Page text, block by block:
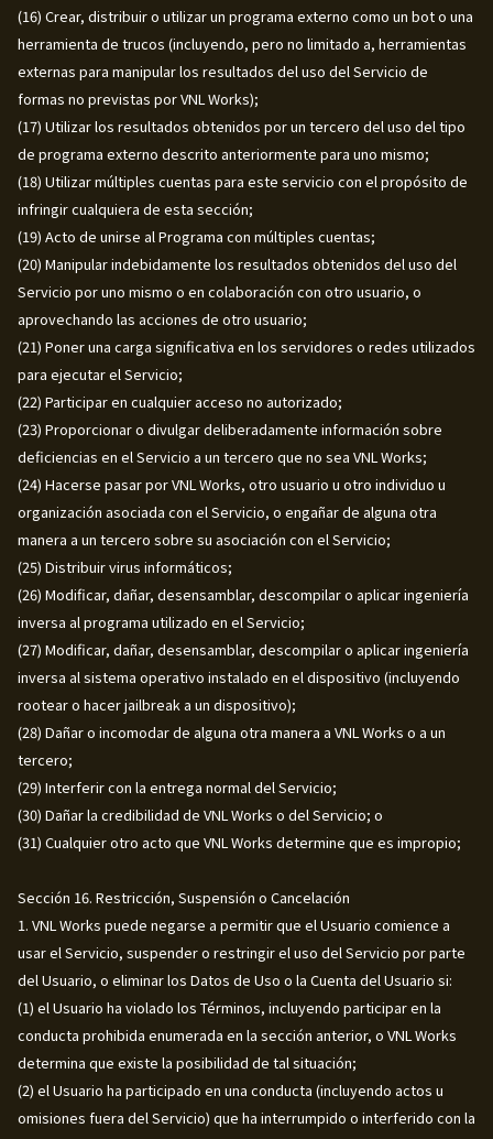
(16) Crear, distribuir o utilizar un programa externo como un bot o una
herramienta de trucos (incluyendo, pero no limitado a, herramientas
externas para manipular los resultados del uso del Servicio de
formas no previstas por VNL Works);
(17) Utilizar los resultados obtenidos por un tercero del uso del tipo
de programa externo descrito anteriormente para uno mismo;
(18) Utilizar múltiples cuentas para este servicio con el propósito de
infringir cualquiera de esta sección;
(19) Acto de unirse al Programa con múltiples cuentas;
(20) Manipular indebidamente los resultados obtenidos del uso del
Servicio por uno mismo o en colaboración con otro usuario, o
aprovechando las acciones de otro usuario;
(21) Poner una carga significativa en los servidores o redes utilizados
para ejecutar el Servicio;
(22) Participar en cualquier acceso no autorizado;
(23) Proporcionar o divulgar deliberadamente información sobre
deficiencias en el Servicio a un tercero que no sea VNL Works;
(24) Hacerse pasar por VNL Works, otro usuario u otro individuo u
organización asociada con el Servicio, o engañar de alguna otra
manera a un tercero sobre su asociación con el Servicio;
(25) Distribuir virus informáticos;
(26) Modificar, dañar, desensamblar, descompilar o aplicar ingeniería
inversa al programa utilizado en el Servicio;
(27) Modificar, dañar, desensamblar, descompilar o aplicar ingeniería
inversa al sistema operativo instalado en el dispositivo (incluyendo
rootear o hacer jailbreak a un dispositivo);
(28) Dañar o incomodar de alguna otra manera a VNL Works o a un
tercero;
(29) Interferir con la entrega normal del Servicio;
(30) Dañar la credibilidad de VNL Works o del Servicio; o
(31) Cualquier otro acto que VNL Works determine que es impropio;
Sección 16. Restricción, Suspensión o Cancelación
1. VNL Works puede negarse a permitir que el Usuario comience a
usar el Servicio, suspender o restringir el uso del Servicio por parte
del Usuario, o eliminar los Datos de Uso o la Cuenta del Usuario si:
(1) el Usuario ha violado los Términos, incluyendo participar en la
conducta prohibida enumerada en la sección anterior, o VNL Works
determina que existe la posibilidad de tal situación;
(2) el Usuario ha participado en una conducta (incluyendo actos u
omisiones fuera del Servicio) que ha interrumpido o interferido con la